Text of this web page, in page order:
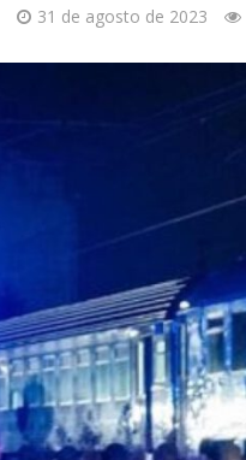
31 de agosto de 2023